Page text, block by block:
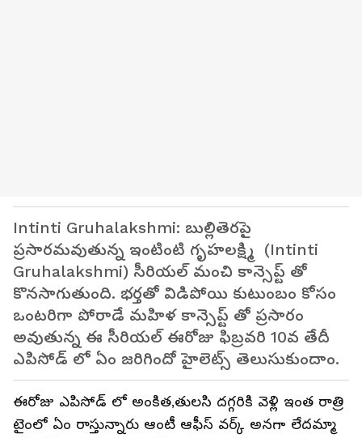
Intinti Gruhalakshmi: బుల్లితెరపై
ప్రసారమవుతున్న ఇంటింటి గృహలక్ష్మి (Intinti
Gruhalakshmi) సీరియల్ మంచి కాన్సెప్ట్ తో
కొనసాగుతుంది. భర్తతో విడిపోయి కుటుంబం కోసం
ఒంటరిగా పోరాడే మహిళ కాన్సెప్ట్ తో ప్రసారం
అవుతున్న ఈ సీరియల్ ఈరోజు ఫిబ్రవరి 10వ తేదీ
ఎపిసోడ్ లో ఏం జరిగిందో హైలెట్స్ తెలుసుకుందాం.
ఈరోజు ఎపిసోడ్ లో అంకిత,తులసి దగ్గరికి వెళ్లి ఇంత రాత్రి
టైంలో ఏం రాస్తున్నారు ఆంటీ ఆఫీస్ వర్క్ అనగా లేదమ్మా